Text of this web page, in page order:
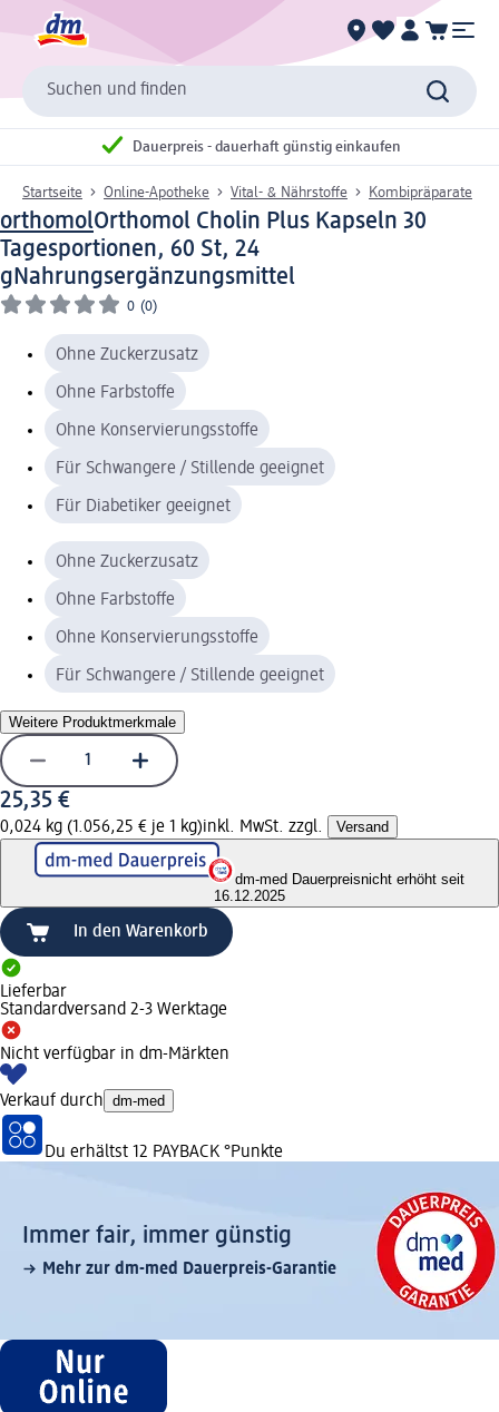
Suchen und finden
Dauerpreis - dauerhaft günstig einkaufen
Startseite Online-Apotheke Vital- & Nährstoffe Kombipräparate
orthomolOrthomol Cholin Plus Kapseln 30
Tagesportionen, 60 St, 24
gNahrungsergänzungsmittel
0 (0)
Ohne Zuckerzusatz
Ohne Farbstoffe
Ohne Konservierungsstoffe
Für Schwangere / Stillende geeignet
Für Diabetiker geeignet
Ohne Zuckerzusatz
Ohne Farbstoffe
Ohne Konservierungsstoffe
Für Schwangere / Stillende geeignet
Weitere Produktmerkmale
25,35 €
0,024 kg (1.056,25 € je 1 kg)inkl. MwSt. zzgl. Versand
dm-med Dauerpreisnicht erhöht seit
16.12.2025
In den Warenkorb
Lieferbar
Standardversand 2-3 Werktage
Nicht verfügbar in dm-Märkten
Verkauf durch dm-med
Du erhältst 12 PAYBACK °Punkte
Immer fair,­ immer günstig
Mehr zur dm-med Dauerpreis-Garantie